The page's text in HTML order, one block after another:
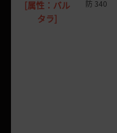
[属性：バル
タラ]
防 340